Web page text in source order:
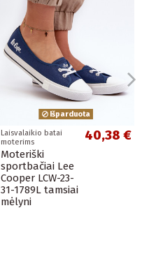
Išparduota
Laisvalaikio batai
moterims
Moteriški
sportbačiai Lee
Cooper LCW-23-
31-1789L tamsiai
mėlyni
40,38 €